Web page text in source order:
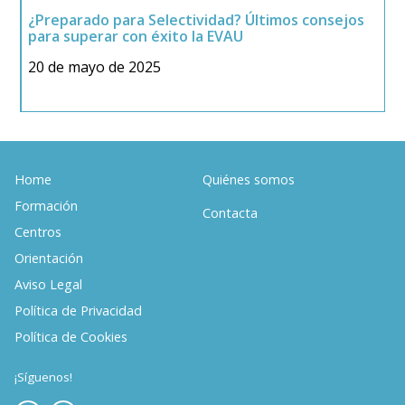
¿Preparado para Selectividad? Últimos consejos
para superar con éxito la EVAU
20 de mayo de 2025
Home
Formación
Centros
Orientación
Aviso Legal
Política de Privacidad
Política de Cookies
Quiénes somos
Contacta
¡Síguenos!